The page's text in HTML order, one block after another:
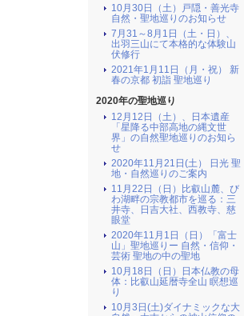
10月30日（土）戸隠・善光寺
自然・聖地巡りのお知らせ
7月31～8月1日（土・日）、
出羽三山にて本格的な体験山
伏修行
2021年1月11日（月・祝） 新
春の京都 初詣 聖地巡り
2020年の聖地巡り
12月12日（土）、日本遺産
「星降る中部高地の縄文世
界」の自然聖地巡りのお知ら
せ
2020年11月21日(土） 日光 聖
地・自然巡りのご案内
11月22日（日）比叡山麓、び
わ湖畔の宗教都市を巡る：三
井寺、日吉大社、西教寺、慈
眼堂
2020年11月1日（日）「富士
山」聖地巡りー 自然・信仰・
芸術 聖地の中の聖地
10月18日（日）日本仏教の母
体：比叡山延暦寺全山 瞑想巡
り
10月3日(土)ダイナミックな大